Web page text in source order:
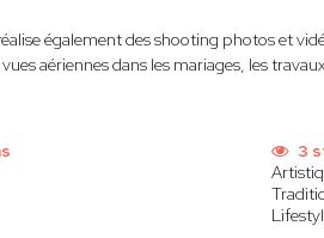
également des shooting photos et
aériennes dans les mariages, les
3